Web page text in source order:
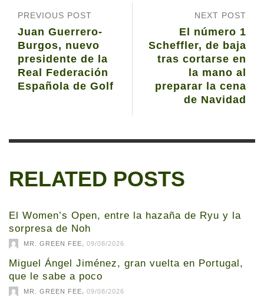
NEXT POST
El número 1
Scheffler, de baja
tras cortarse en
la mano al
preparar la cena
de Navidad
PREVIOUS POST
Juan Guerrero-
Burgos, nuevo
presidente de la
Real Federación
Española de Golf
RELATED POSTS
El Women’s Open, entre la hazaña de Ryu y la
sorpresa de Noh
MR. GREEN FEE 09/08/2026
Miguel Ángel Jiménez, gran vuelta en Portugal,
que le sabe a poco
MR. GREEN FEE 09/08/2026